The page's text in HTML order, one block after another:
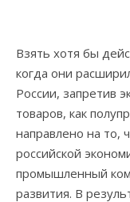
Взять хотя бы
когда они
России, запретив
товаров, как
направлено на то,
российской
промышленный
развития. В